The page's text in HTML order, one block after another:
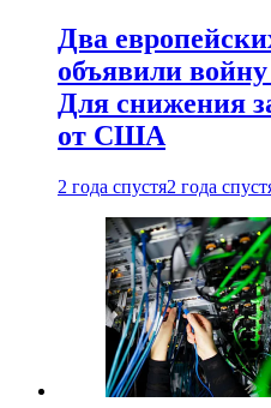
Два
объявили
Для снижения
от США
2 года спустя2 года